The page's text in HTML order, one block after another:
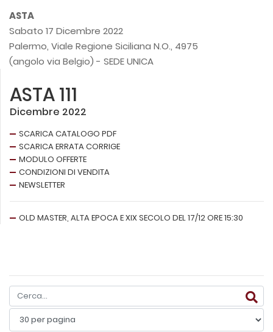
ASTA
Sabato 17 Dicembre 2022
Palermo, Viale Regione Siciliana N.O., 4975
(angolo via Belgio) - SEDE UNICA
ASTA 111
Dicembre 2022
SCARICA CATALOGO PDF
SCARICA ERRATA CORRIGE
MODULO OFFERTE
CONDIZIONI DI VENDITA
NEWSLETTER
OLD MASTER, ALTA EPOCA E XIX SECOLO DEL 17/12 ORE 15:30